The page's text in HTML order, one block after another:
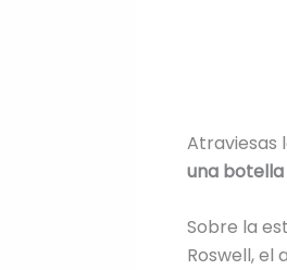
Atraviesas
una
Sobre la
Roswell,